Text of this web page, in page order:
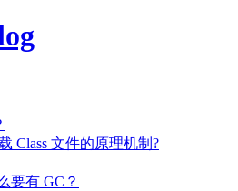
Class 文件的原理机制?
要有 GC？